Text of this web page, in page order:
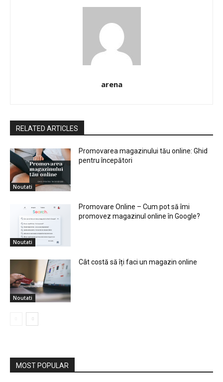
arena
RELATED ARTICLES
Noutati
Promovarea magazinului tău online: Ghid
pentru începători
Noutati
Promovare Online – Cum pot să îmi
promovez magazinul online în Google?
Noutati
Cât costă să îți faci un magazin online
MOST POPULAR